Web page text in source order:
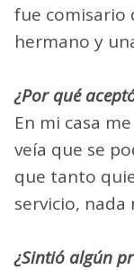
fue comisario
hermano y
¿Por qué
En mi casa
veía que se
que tanto
servicio, nada
¿Sintió algún